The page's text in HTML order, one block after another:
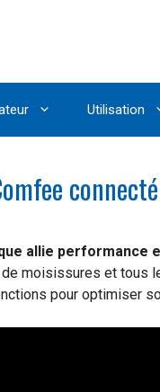
Utilisation
allie performance
moisissures et tous
pour optimiser